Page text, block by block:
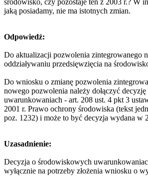
jaką posiadamy, nie ma istotnych zmian.
Odpowiedź:
Do aktualizacji pozwolenia zintegrowanego
oddziaływaniu przedsięwzięcia na
Do wniosku o zmianę pozwolenia
nowego pozwolenia należy dołączyć
uwarunkowaniach - art. 208 ust. 4 pkt 3
2001 r. Prawo ochrony środowiska (tekst
poz. 1232) i może to być decyzja wydana w
Uzasadnienie:
Decyzja o środowiskowych
wyłącznie na potrzeby złożenia wniosku o